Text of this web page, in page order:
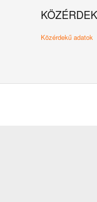
Közérdekű adatok